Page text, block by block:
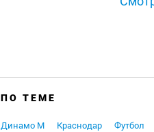
ПО ТЕМЕ
Динамо М Краснодар Футбол